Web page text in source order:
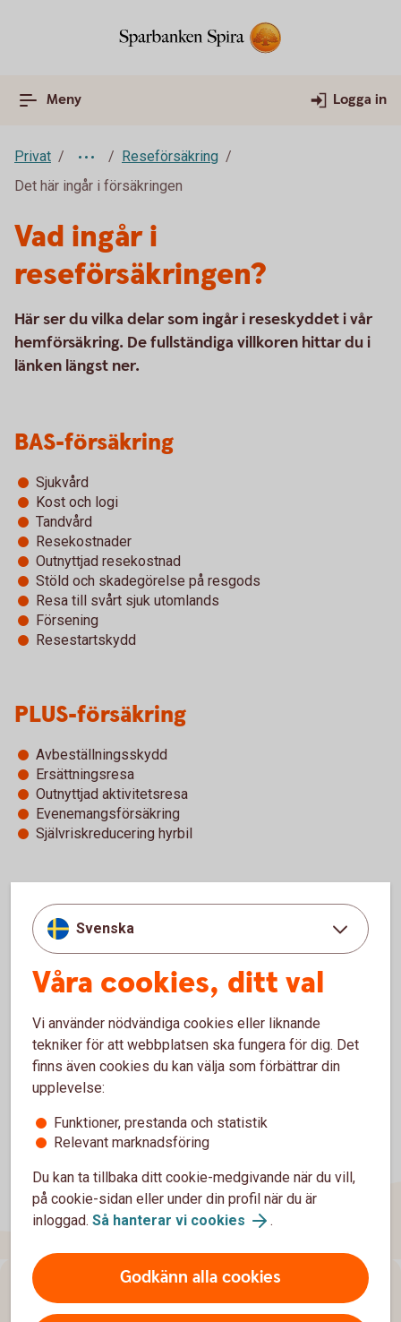
Meny Logga in
Privat
Reseförsäkring
Det här ingår i försäkringen
Vad ingår i
reseförsäkringen?
Här ser du vilka delar som ingår i reseskyddet i vår
hemförsäkring. De fullständiga villkoren hittar du i
länken längst ner.
BAS-försäkring
Sjukvård
Kost och logi
Tandvård
Resekostnader
Outnyttjad resekostnad
Stöld och skadegörelse på resgods
Resa till svårt sjuk utomlands
Försening
Resestartskydd
PLUS-försäkring
Avbeställningsskydd
Ersättningsresa
Outnyttjad aktivitetsresa
Evenemangsförsäkring
Självriskreducering hyrbil
Villkor hemförsäkring (pdf)
Se pris för hemförsäkringen
Svenska
Våra cookies, ditt val
Vi använder nödvändiga cookies eller liknande
tekniker för att webbplatsen ska fungera för dig. Det
finns även cookies du kan välja som förbättrar din
upplevelse:
Funktioner, prestanda och statistik
Relevant marknadsföring
Du kan ta tillbaka ditt cookie-medgivande när du vill,
på cookie-sidan eller under din profil när du är
inloggad. Så hanterar vi cookies .
Godkänn alla cookies
Sidfot
Hitta snabbt